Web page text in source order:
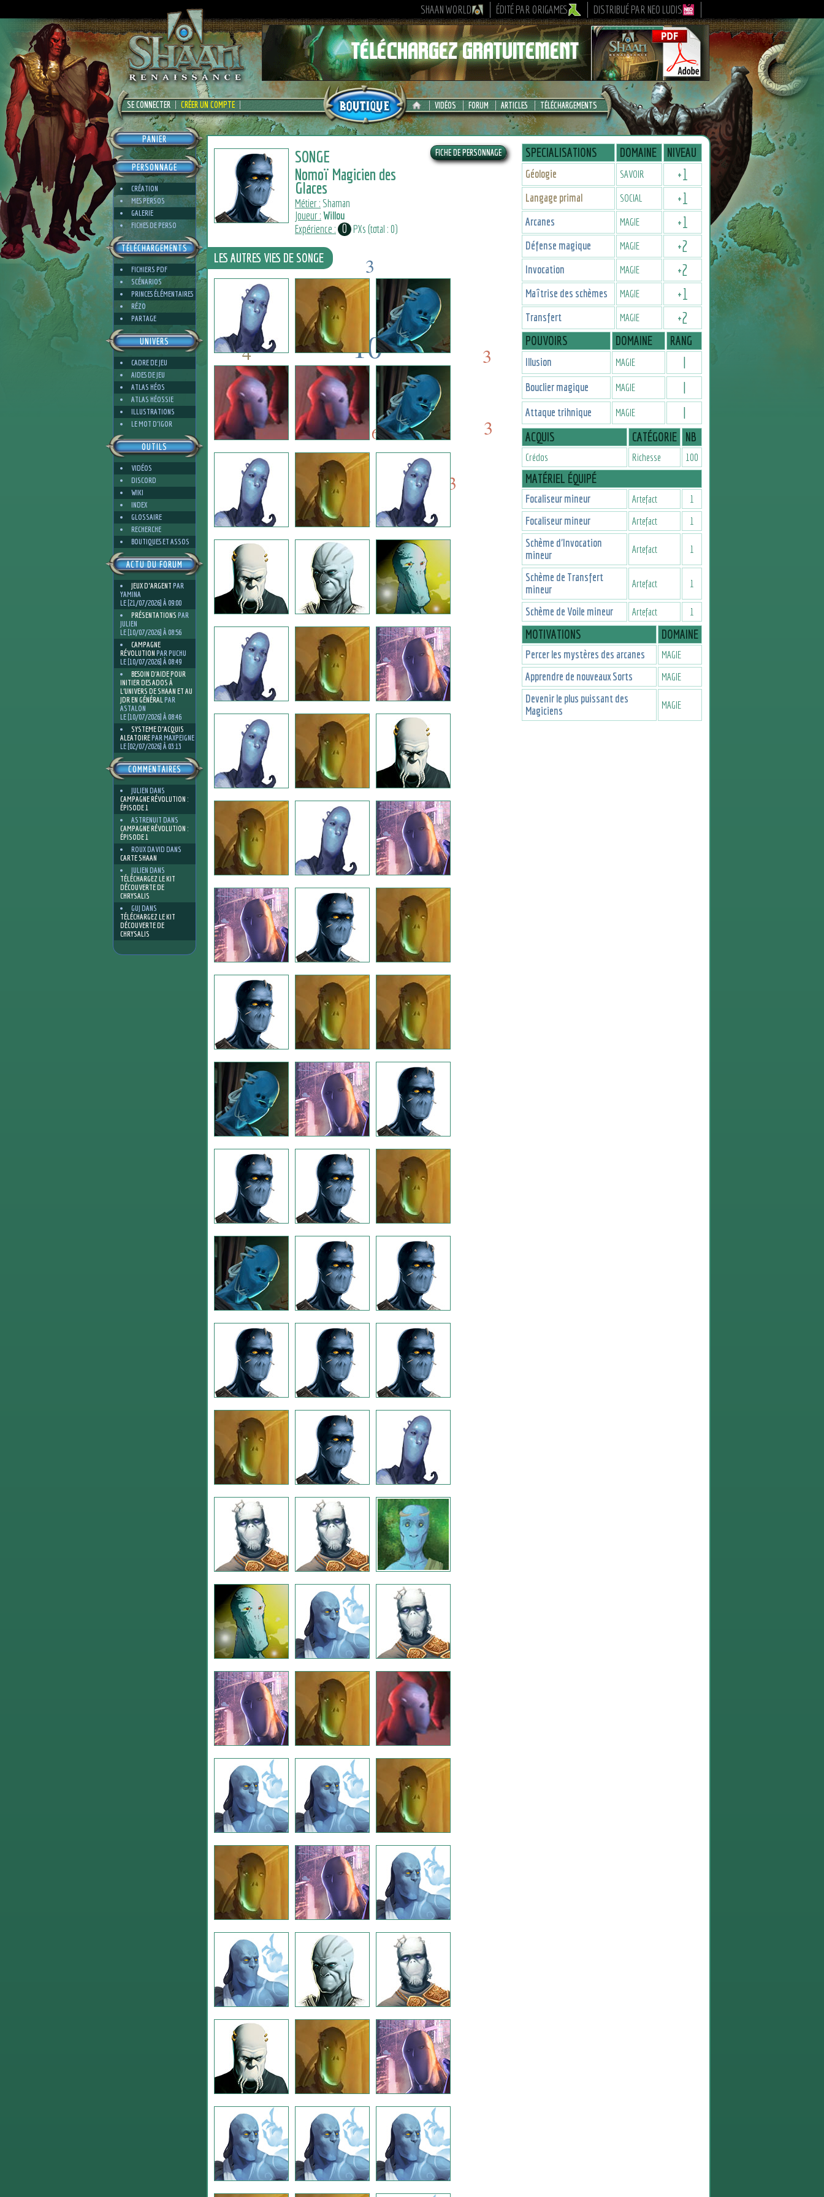
SHAAN WORLD ÉDITÉ PAR ORIGAMES DISTRIBUÉ PAR NEO LUDIS
SE CONNECTER CRÉER UN COMPTE VIDÉOS FORUM ARTICLES TÉLÉCHARGEMENTS
PANIER
PERSONNAGE
CRÉATION
MES PERSOS
GALERIE
FICHES DE PERSO
TÉLÉCHARGEMENTS
FICHIERS PDF
SCÉNARIOS
PRINCES ÉLÉMENTAIRES
RÉZO
PARTAGE
UNIVERS
CADRE DE JEU
AIDES DE JEU
ATLAS HÉOS
ATLAS HÉOSSIE
ILLUSTRATIONS
LE MOT D'IGOR
OUTILS
VIDÉOS
DISCORD
WIKI
INDEX
GLOSSAIRE
RECHERCHE
BOUTIQUES ET ASSOS
ACTU DU FORUM
JEUX D'ARGENT PAR
YAMINA
LE [21/07/2026] À 09:00
PRÉSENTATIONS PAR
JULIEN
LE [10/07/2026] À 08:56
CAMPAGNE
RÉVOLUTION PAR PUCHU
LE [10/07/2026] À 08:49
BESOIN D’AIDE POUR
INITIER DES ADOS À
L’UNIVERS DE SHAAN ET AU
JDR EN GÉNÉRALPAR
ASTALON
LE [10/07/2026] À 08:46
SYSTEME D'ACQUIS
ALEATOIREPAR MAXPEIGNE
LE [02/07/2026] À 03:13
COMMENTAIRES
JULIEN DANS
CAMPAGNE RÉVOLUTION :
ÉPISODE 1
ASTRENUIT DANS
CAMPAGNE RÉVOLUTION :
ÉPISODE 1
ROUX DAVID DANS
CARTE SHAAN
JULIEN DANS
TÉLÉCHARGEZ LE KIT
DÉCOUVERTE DE
CHRYSALIS
GUJ DANS
TÉLÉCHARGEZ LE KIT
DÉCOUVERTE DE
CHRYSALIS
SPECIALISATIONS DOMAINE NIVEAU
Géologie SAVOIR +1
Langage primal SOCIAL +1
Arcanes MAGIE +1
Défense magique MAGIE +2
Invocation MAGIE +2
Maîtrise des schèmes MAGIE +1
Transfert MAGIE +2
POUVOIRS DOMAINE RANG
Illusion MAGIE I
Bouclier magique MAGIE I
Attaque trihnique MAGIE I
ACQUIS CATÉGORIE NB
Crédos Richesse 100
MATÉRIEL ÉQUIPÉ
Focaliseur mineur Artefact 1
Focaliseur mineur Artefact 1
Schème d'Invocation
mineur
Artefact 1
Schème de Transfert
mineur
Artefact 1
Schème de Voile mineur Artefact 1
MOTIVATIONS DOMAINE
Percer les mystères des arcanes MAGIE
Apprendre de nouveaux Sorts MAGIE
Devenir le plus puissant des
Magiciens
MAGIE
SONGE
Nomoï Magicien des
Glaces
Métier : Shaman
Joueur :Willou
Expérience : 0 PXs (total : 0)
6
10
7 6
10
7
1
3
4
3
3
7
3
3
3
LES AUTRES VIES DE SONGE